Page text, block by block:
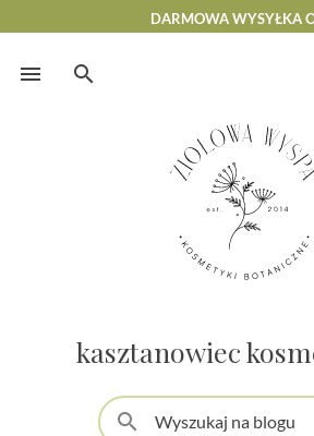
Skip
DARMOWA WYSYŁKA
kasztanowiec
search